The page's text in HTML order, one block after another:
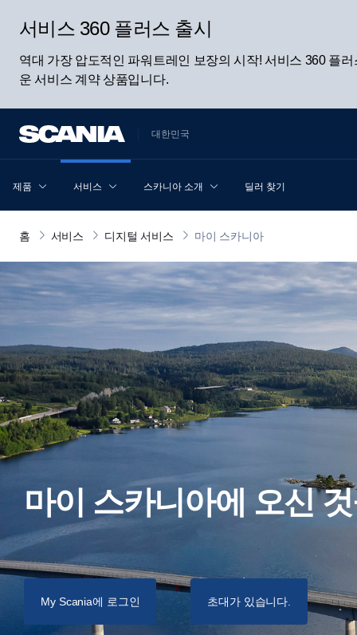
서비스 360 플러스 출시
역대 가장 압도적인 파워트레인 보장의 시작! 서비스 360 플
운 서비스 계약 상품입니다.
대한민국
제품 서비스 스카니아 소개 딜러 찾기
홈 서비스 디지털 서비스 마이 스카니아
마이 스카니아에 오신
My Scania에 로그인 초대가 있습니다.